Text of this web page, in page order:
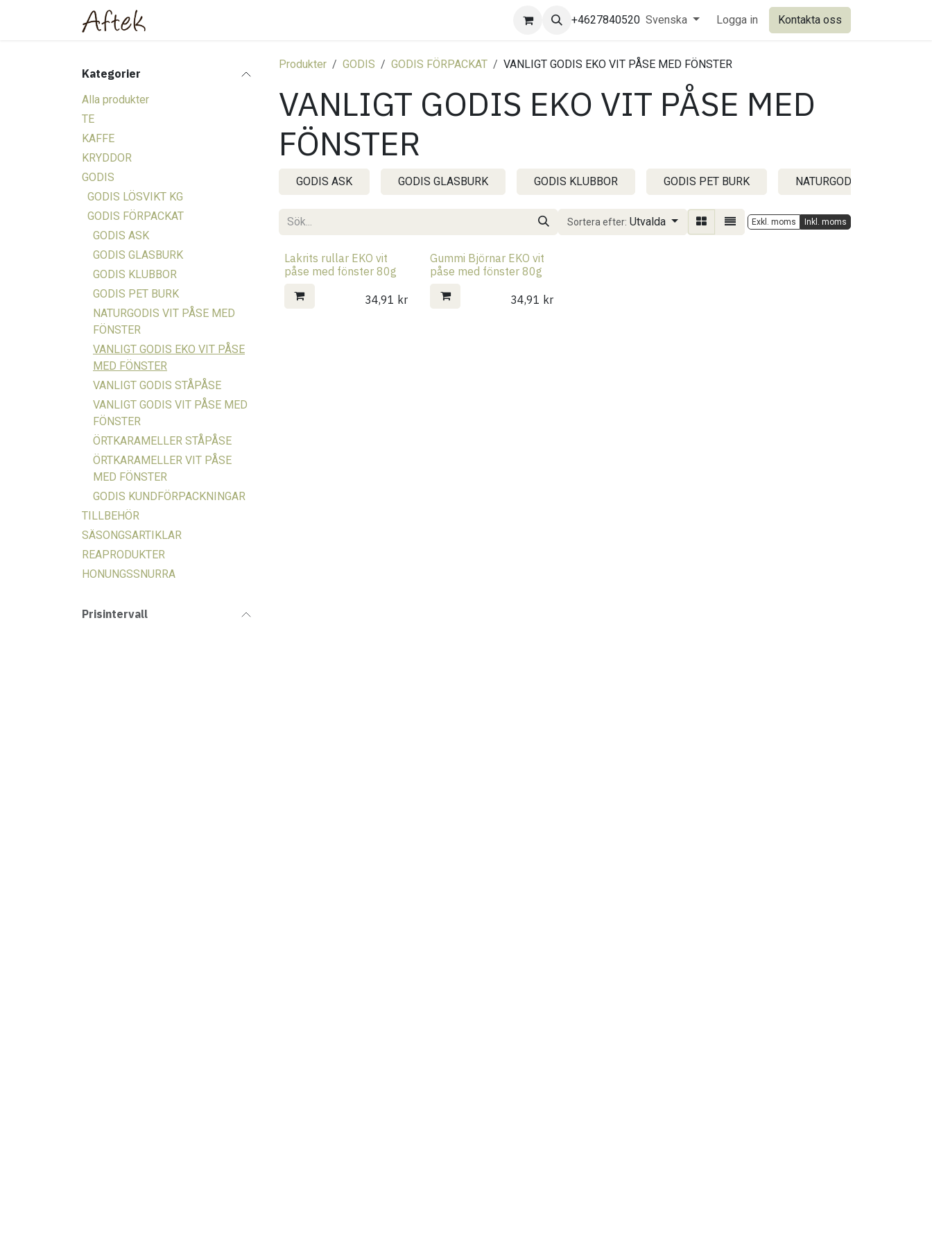
+4627840520 Svenska Logga in Kontakta oss
Kategorier
Alla produkter
TE
KAFFE
KRYDDOR
GODIS
GODIS LÖSVIKT KG
GODIS FÖRPACKAT
GODIS ASK
GODIS GLASBURK
GODIS KLUBBOR
GODIS PET BURK
NATURGODIS VIT PÅSE MED
FÖNSTER
VANLIGT GODIS EKO VIT PÅSE
MED FÖNSTER
VANLIGT GODIS STÅPÅSE
VANLIGT GODIS VIT PÅSE MED
FÖNSTER
ÖRTKARAMELLER STÅPÅSE
ÖRTKARAMELLER VIT PÅSE
MED FÖNSTER
GODIS KUNDFÖRPACKNINGAR
TILLBEHÖR
SÄSONGSARTIKLAR
REAPRODUKTER
HONUNGSSNURRA
Prisintervall
Produkter GODIS GODIS FÖRPACKAT VANLIGT GODIS EKO VIT PÅSE MED FÖNSTER
VANLIGT GODIS EKO VIT PÅSE MED
FÖNSTER
GODIS ASK GODIS GLASBURK GODIS KLUBBOR GODIS PET BURK NATURGODIS VIT PÅSE
Sortera efter: Utvalda Exkl. moms Inkl. moms
Lakrits rullar EKO vit
påse med fönster 80g
34,91 kr
Gummi Björnar EKO vit
påse med fönster 80g
34,91 kr